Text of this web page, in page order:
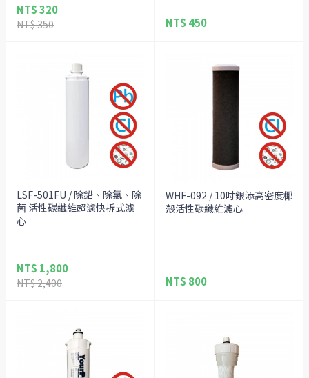
NT$ 320
NT$ 350 NT$ 450
LSF-501FU / 除鉛、除氯、除
菌 活性碳纖維超濾快拆式濾
心
NT$ 1,800
NT$ 2,400
WHF-092 / 10吋銀添高密度椰
殼活性碳纖維濾心
NT$ 800